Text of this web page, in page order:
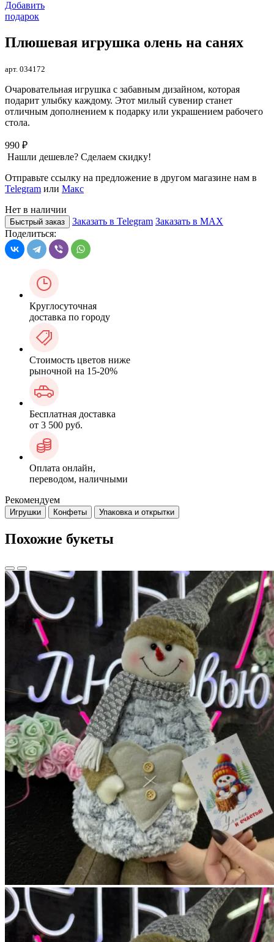
Добавить
подарок
Плюшевая игрушка олень на санях
арт. 034172
Очаровательная игрушка с забавным дизайном, которая
подарит улыбку каждому. Этот милый сувенир станет
отличным дополнением к подарку или украшением рабочего
стола.
990 ₽
Нашли дешевле? Сделаем скидку!
Отправьте ссылку на предложение в другом магазине нам в
Telegram или Макс
Нет в наличии
Быстрый заказ Заказать в Telegram Заказать в MAX
Поделиться:
Круглосуточная
доставка по городу
Стоимость цветов ниже
рыночной на 15-20%
Бесплатная доставка
от 3 500 руб.
Оплата онлайн,
переводом, наличными
Рекомендуем
Игрушки Конфеты Упаковка и открытки
Похожие букеты